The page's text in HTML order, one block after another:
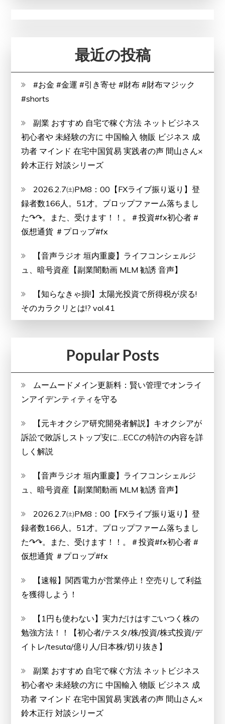
悪
い
メ
リ
ッ
デ
メ
リ
最近の投稿
#お金 #金運 #引き寄せ #財布 #財布マジック
#shorts
副業 おすすめ 自宅で稼ぐ方法 ネットビジネス
初心者や 未経験の方に 中国輸入 物販 ビジネス 成
功者 マインド 在宅中国貿易 実践者の声 間山さん×
鈴木正行 対談シリーズ
2026.2.7㈯PM8：00【FXライブ振り返り】登
録者数166人。51才。プロップファーム落ちまし
た↷↷。また、受けます！！。＃投資#fx初心者 #
仮想通貨 ＃プロップ#fx
【音声ラジオ 垣内重慶】ライフコンシェルジ
ュ、暗号資産【副業闇動画 MLM 勧誘 音声】
【知らなきゃ損!】太陽光投資で所得税が戻る!
そのカラクリとは!? vol.41
Popular Posts
ムームードメイン更新料：賢い管理でオンライ
ンアイデンティティを守る
【元キオクシア研究開発者解説】キオクシアが
訴訟で敗訴しストップ安に…ECCの特許の内容を詳
しく解説
【音声ラジオ 垣内重慶】ライフコンシェルジ
ュ、暗号資産【副業闇動画 MLM 勧誘 音声】
2026.2.7㈯PM8：00【FXライブ振り返り】登
録者数166人。51才。プロップファーム落ちまし
た↷↷。また、受けます！！。＃投資#fx初心者 #
仮想通貨 ＃プロップ#fx
【速報】関西電力が営業停止！空売りして利益
を獲得しよう！
【1円も使わない】実力だけはすごいつく株の
勉強方法！！【初心者/テスタ/株/投資/株式投資/デ
イトレ/tesuta/億り人/日本株/切り抜き】
副業 おすすめ 自宅で稼ぐ方法 ネットビジネス
初心者や 未経験の方に 中国輸入 物販 ビジネス 成
功者 マインド 在宅中国貿易 実践者の声 間山さん×
鈴木正行 対談シリーズ